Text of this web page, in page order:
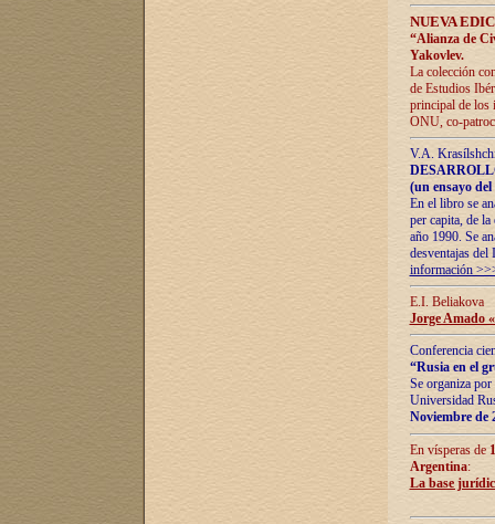
NUEVA
“Alianza de
Yakovlev.
La colección
de Estudios
principal de los
ONU, co-
V.A.
(un ensayo
En el libro se
per capita, de
año 1990. Se
desventajas
información
E.I. Beliakova
Jorge Amado
Conferencia
“Rusia en el
Se organiza
Universidad
Noviembre de
En vísperas de
Argentina:
La base